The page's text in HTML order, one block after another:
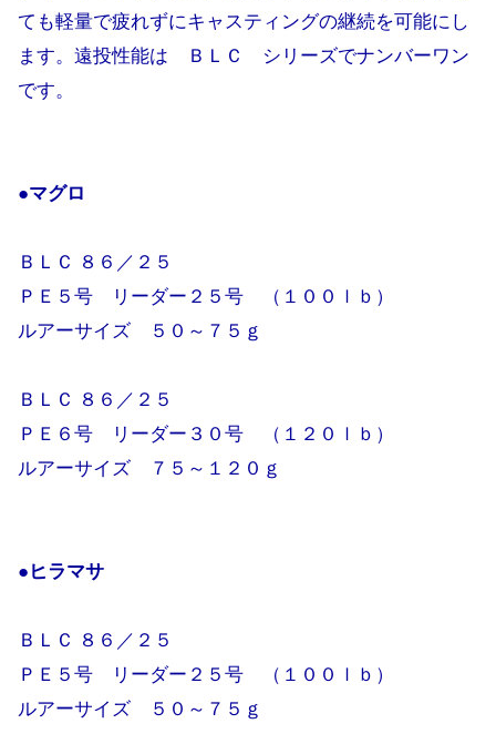
ても軽量で疲れずにキャスティングの継続を可能にし
ます。遠投性能は ＢＬＣ シリーズでナンバーワン
です。
●マグロ
ＢＬＣ ８６／２５
ＰＥ５号 リーダー２５号 （１００ｌｂ）
ルアーサイズ ５０～７５ｇ
ＢＬＣ ８６／２５
ＰＥ６号 リーダー３０号 （１２０ｌｂ）
ルアーサイズ ７５～１２０ｇ
●ヒラマサ
ＢＬＣ ８６／２５
ＰＥ５号 リーダー２５号 （１００ｌｂ）
ルアーサイズ ５０～７５ｇ